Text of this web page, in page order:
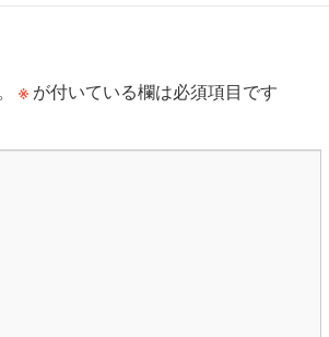
※ が付いている欄は必須項目です